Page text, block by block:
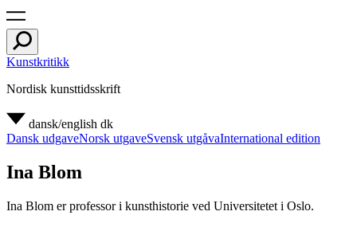
Kunstkritikk
Nordisk kunsttidsskrift
dansk/english dk
Dansk udgaveNorsk utgaveSvensk utgåvaInternational edition
Ina Blom
Ina Blom er professor i kunsthistorie ved Universitetet i Oslo.